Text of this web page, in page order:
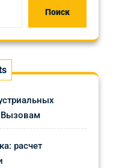
Поиск
Вызовам
расчет